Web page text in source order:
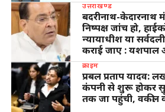
उत्तराखण्ड
बदरीनाथ-केदारनाथ
निष्पक्ष जांच हो,
न्यायाधीश या
कराई जाए : यशपाल
क्राइम
प्रबल प्रताप यादव:
कंपनी से शुरू होकर
तक जा पहुंची, वकील